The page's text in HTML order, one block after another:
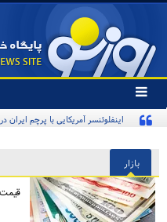
تغییر
وضعیت
منوی
ها
اینفلوئنسر آمریکایی با پرچم ایران
بازار
قیمت